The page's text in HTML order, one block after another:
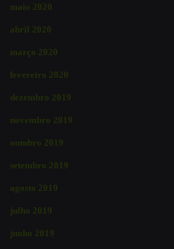
maio 2020
abril 2020
março 2020
fevereiro 2020
dezembro 2019
novembro 2019
outubro 2019
setembro 2019
agosto 2019
julho 2019
junho 2019